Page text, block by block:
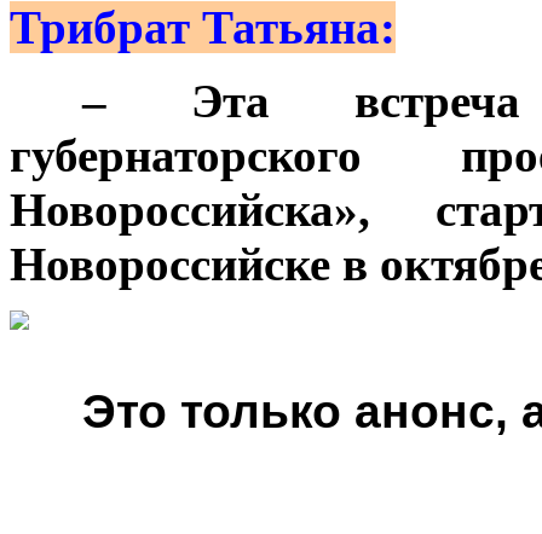
Трибрат Татьяна:
***– Эта встреча
губернаторского
Новороссийска»,
Новороссийске в
Это только анонс,